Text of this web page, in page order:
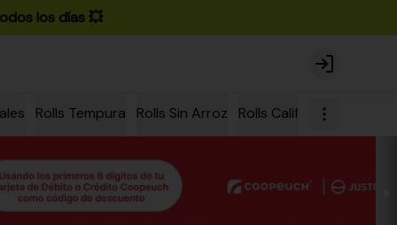
los días 💥
Login
Rolls Tempura Rolls Sin Arroz Rolls California